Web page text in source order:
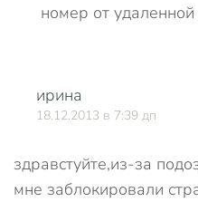
номер от
ирина
18.12.2013 в 7:39 дп
здравстуйте,из-за
мне заблокировали